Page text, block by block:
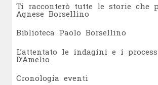
Ti racconterò tutte le storie che
Agnese Borsellino
Biblioteca Paolo Borsellino
L’attentato le indagini e i
D’Amelio
Cronologia eventi